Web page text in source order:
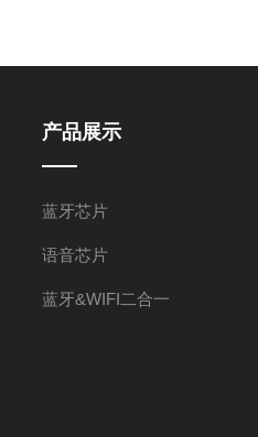
产品展示
蓝牙芯片
语音芯片
蓝牙&WIFI二合一